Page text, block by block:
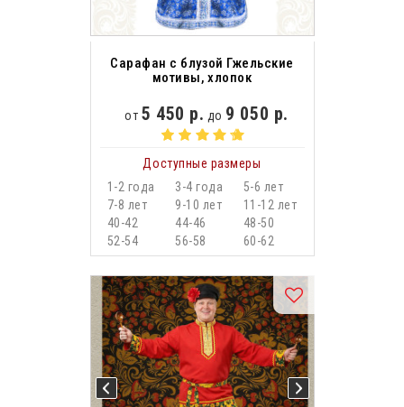
Сарафан с блузой Гжельские
мотивы, хлопок
от 5 450 р. до 9 050 р.
Доступные размеры
1-2 года
3-4 года
5-6 лет
7-8 лет
9-10 лет
11-12 лет
40-42
44-46
48-50
52-54
56-58 60-62